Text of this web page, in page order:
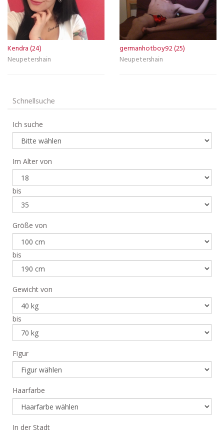
Kendra (24)
Neupetershain
germanhotboy92 (25)
Neupetershain
Schnellsuche
Ich suche
Im Alter von
bis
Größe von
bis
Gewicht von
bis
Figur
Haarfarbe
In der Stadt